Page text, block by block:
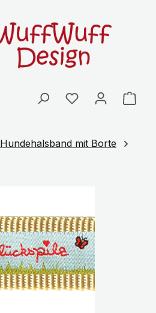
Hundehalsband mit Borte